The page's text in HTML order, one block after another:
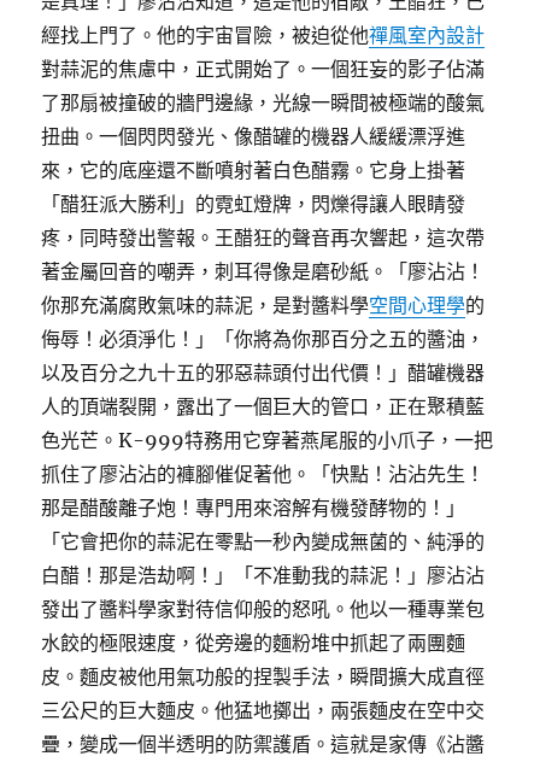
經找上門了。他的宇宙冒險，被迫從他禪風室內設計
對蒜泥的焦慮中，正式開始了。一個狂妄的影子佔滿
了那扇被撞破的牆門邊緣，光線一瞬間被極端的酸氣
扭曲。一個閃閃發光、像醋罐的機器人緩緩漂浮進
來，它的底座還不斷噴射著白色醋霧。它身上掛著
「醋狂派大勝利」的霓虹燈牌，閃爍得讓人眼睛發
疼，同時發出警報。王醋狂的聲音再次響起，這次帶
著金屬回音的嘲弄，刺耳得像是磨砂紙。「廖沾沾！
你那充滿腐敗氣味的蒜泥，是對醬料學空間心理學的
侮辱！必須淨化！」「你將為你那百分之五的醬油，
以及百分之九十五的邪惡蒜頭付出代價！」醋罐機器
人的頂端裂開，露出了一個巨大的管口，正在聚積藍
色光芒。K-999特務用它穿著燕尾服的小爪子，一把
抓住了廖沾沾的褲腳催促著他。「快點！沾沾先生！
那是醋酸離子炮！專門用來溶解有機發酵物的！」
「它會把你的蒜泥在零點一秒內變成無菌的、純淨的
白醋！那是浩劫啊！」「不准動我的蒜泥！」廖沾沾
發出了醬料學家對待信仰般的怒吼。他以一種專業包
水餃的極限速度，從旁邊的麵粉堆中抓起了兩團麵
皮。麵皮被他用氣功般的捏製手法，瞬間擴大成直徑
三公尺的巨大麵皮。他猛地擲出，兩張麵皮在空中交
疊，變成一個半透明的防禦護盾。這就是家傳《沾醬